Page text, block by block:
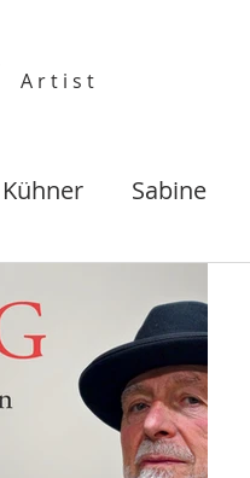
A r t i s t
Kühner Sabine